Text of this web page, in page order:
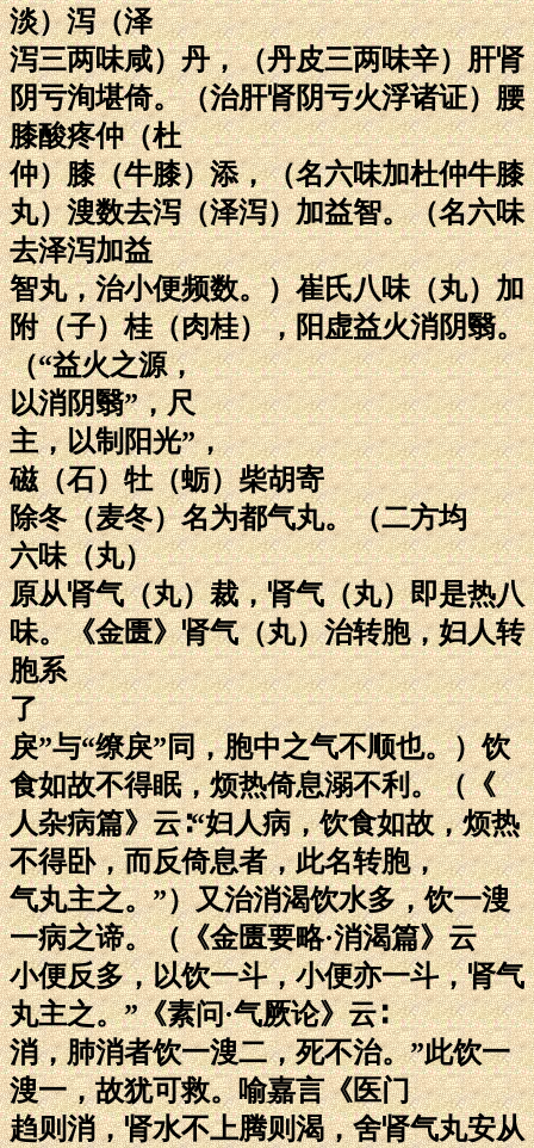
淡）泻（泽
泻三两味咸）丹，（丹皮三两味辛）肝肾
阴亏洵堪倚。（治肝肾阴亏火浮诸证）腰
膝酸疼仲（杜
仲）膝（牛膝）添，（名六味加杜仲牛膝
丸）溲数去泻（泽泻）加益智。（名六味
去泽泻加益
智丸，治小便频数。）崔氏八味（丸）加
附（子）桂（肉桂），阳虚益火消阴翳。
（“益火之源，
以消阴翳”，尺
主，以制阳光”，
磁（石）牡（蛎）柴胡寄
除冬（麦冬）名为都气丸。（二方均
六味（丸）
原从肾气（丸）裁，肾气（丸）即是热八
味。《金匮》肾气（丸）治转胞，妇人转
胞系
了
戾”与“缭戾”同，胞中之气不顺也。）饮
食如故不得眠，烦热倚息溺不利。（《
人杂病篇》云∶“妇人病，饮食如故，烦热
不得卧，而反倚息者，此名转胞，
气丸主之。”）又治消渴饮水多，饮一溲
一病之谛。（《金匮要略·消渴篇》云
小便反多，以饮一斗，小便亦一斗，肾气
丸主之。”《素问·气厥论》云∶
消，肺消者饮一溲二，死不治。”此饮一
溲一，故犹可救。喻嘉言《医门
趋则消，肾水不上腾则渴，舍肾气丸安从